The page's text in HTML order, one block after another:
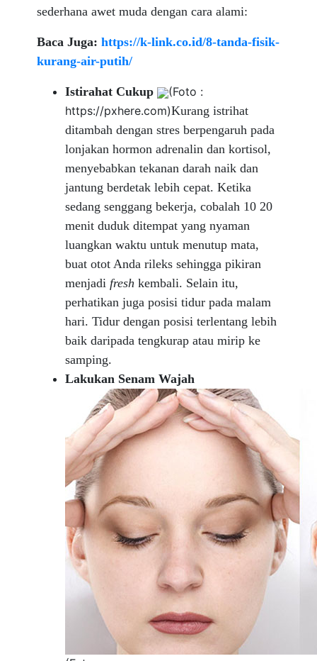
sederhana awet muda dengan cara alami:
Baca Juga:https://k-link.co.id/8-tanda-fisik-
kurang-air-putih/
Istirahat Cukup
(Foto :
https://pxhere.com)Kurang istrihat
ditambah dengan stres berpengaruh pada
lonjakan hormon adrenalin dan kortisol,
menyebabkan tekanan darah naik dan
jantung berdetak lebih cepat. Ketika
sedang senggang bekerja, cobalah 10 20
menit duduk ditempat yang nyaman
luangkan waktu untuk menutup mata,
buat otot Anda rileks sehingga pikiran
menjadi freshkembali. Selain itu,
perhatikan juga posisi tidur pada malam
hari. Tidur dengan posisi terlentang lebih
baik daripada tengkurap atau mirip ke
samping.
Lakukan Senam Wajah